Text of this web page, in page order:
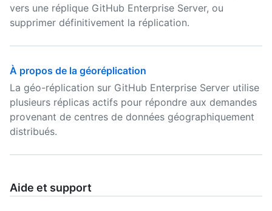
vers une réplique GitHub Enterprise Server, ou
supprimer définitivement la réplication.
À propos de la géoréplication
La géo-réplication sur GitHub Enterprise Server utilise
plusieurs réplicas actifs pour répondre aux demandes
provenant de centres de données géographiquement
distribués.
Aide et support